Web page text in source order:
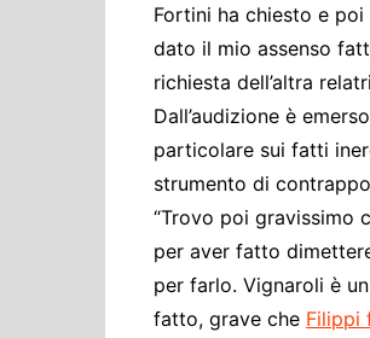
Fortini ha chiesto e
dato il mio assenso
richiesta dell’altra
Dall’audizione è
particolare sui fatti
strumento di
“Trovo poi gravissimo
per aver fatto
per farlo. Vignaroli è
fatto, grave che Filippi